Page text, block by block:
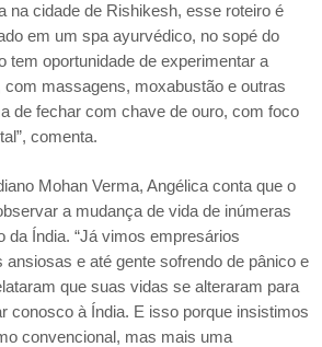
na cidade de Rishikesh, esse roteiro é
em um spa ayurvédico, no sopé do
tem oportunidade de experimentar a
com massagens, moxabustão e outras
de fechar com chave de ouro, com foco
comenta.
Mohan Verma, Angélica conta que o
a mudança de vida de inúmeras
da Índia. “Já vimos empresários
ansiosas e até gente sofrendo de pânico e
que suas vidas se alteraram para
conosco à Índia. E isso porque insistimos
convencional, mas mais uma